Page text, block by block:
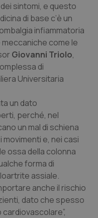
sintomi, e questo
di base c’è un
infiammatoria
come le
Giovanni Triolo,
di
Universitaria
un dato
perché, nel
un mal di schiena
e, nei casi
ossa della colonna
forma di
assiale.
anche il rischio
dato che spesso